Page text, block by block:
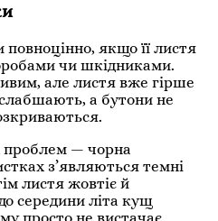
якщо її листя
чи шкідниками.
але листя вже гірше
а бутони не
— чорна
з’являються темні
листя жовтіє й
середини літа кущ